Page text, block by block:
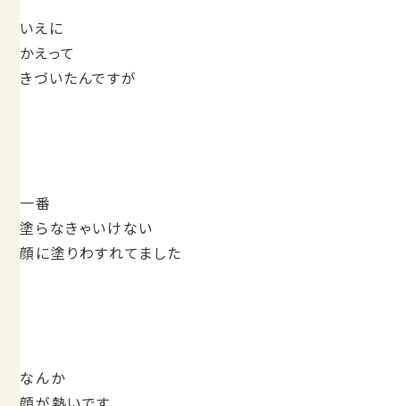
いえに
かえって
きづいたんですが
一番
塗らなきゃいけない
顔に塗りわすれてました
なんか